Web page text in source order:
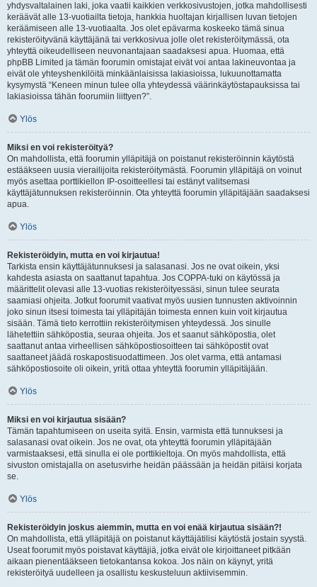
yhdysvaltalainen laki, joka vaatii kaikkien verkkosivustojen, jotka mahdollisesti
keräävät alle 13-vuotiailta tietoja, hankkia huoltajan kirjallisen luvan tietojen
keräämiseen alle 13-vuotiaalta. Jos olet epävarma koskeeko tämä sinua
rekisteröityvänä käyttäjänä tai verkkosivua jolle olet rekisteröitymässä, ota
yhteyttä oikeudelliseen neuvonantajaan saadaksesi apua. Huomaa, että
phpBB Limited ja tämän foorumin omistajat eivät voi antaa lakineuvontaa ja
eivät ole yhteyshenkilöitä minkäänlaisissa lakiasioissa, lukuunottamatta
kysymystä “Keneen minun tulee olla yhteydessä väärinkäytöstapauksissa tai
lakiasioissa tähän foorumiin liittyen?”.
Ylös
Miksi en voi rekisteröityä?
On mahdollista, että foorumin ylläpitäjä on poistanut rekisteröinnin käytöstä
estääkseen uusia vierailijoita rekisteröitymästä. Foorumin ylläpitäjä on voinut
myös asettaa porttikiellon IP-osoitteellesi tai estänyt valitsemasi
käyttäjätunnuksen rekisteröinnin. Ota yhteyttä foorumin ylläpitäjään saadaksesi
apua.
Ylös
Rekisteröidyin, mutta en voi kirjautua!
Tarkista ensin käyttäjätunnuksesi ja salasanasi. Jos ne ovat oikein, yksi
kahdesta asiasta on saattanut tapahtua. Jos COPPA-tuki on käytössä ja
määrittelit olevasi alle 13-vuotias rekisteröityessäsi, sinun tulee seurata
saamiasi ohjeita. Jotkut foorumit vaativat myös uusien tunnusten aktivoinnin
joko sinun itsesi toimesta tai ylläpitäjän toimesta ennen kuin voit kirjautua
sisään. Tämä tieto kerrottiin rekisteröitymisen yhteydessä. Jos sinulle
lähetettiin sähköpostia, seuraa ohjeita. Jos et saanut sähköpostia, olet
saattanut antaa virheellisen sähköpostiosoitteen tai sähköpostit ovat
saattaneet jäädä roskapostisuodattimeen. Jos olet varma, että antamasi
sähköpostiosoite oli oikein, yritä ottaa yhteyttä foorumin ylläpitäjään.
Ylös
Miksi en voi kirjautua sisään?
Tämän tapahtumiseen on useita syitä. Ensin, varmista että tunnuksesi ja
salasanasi ovat oikein. Jos ne ovat, ota yhteyttä foorumin ylläpitäjään
varmistaaksesi, että sinulla ei ole porttikieltoja. On myös mahdollista, että
sivuston omistajalla on asetusvirhe heidän päässään ja heidän pitäisi korjata
se.
Ylös
Rekisteröidyin joskus aiemmin, mutta en voi enää kirjautua sisään?!
On mahdollista, että ylläpitäjä on poistanut käyttäjätilisi käytöstä jostain syystä.
Useat foorumit myös poistavat käyttäjiä, jotka eivät ole kirjoittaneet pitkään
aikaan pienentääkseen tietokantansa kokoa. Jos näin on käynyt, yritä
rekisteröityä uudelleen ja osallistu keskusteluun aktiivisemmin.